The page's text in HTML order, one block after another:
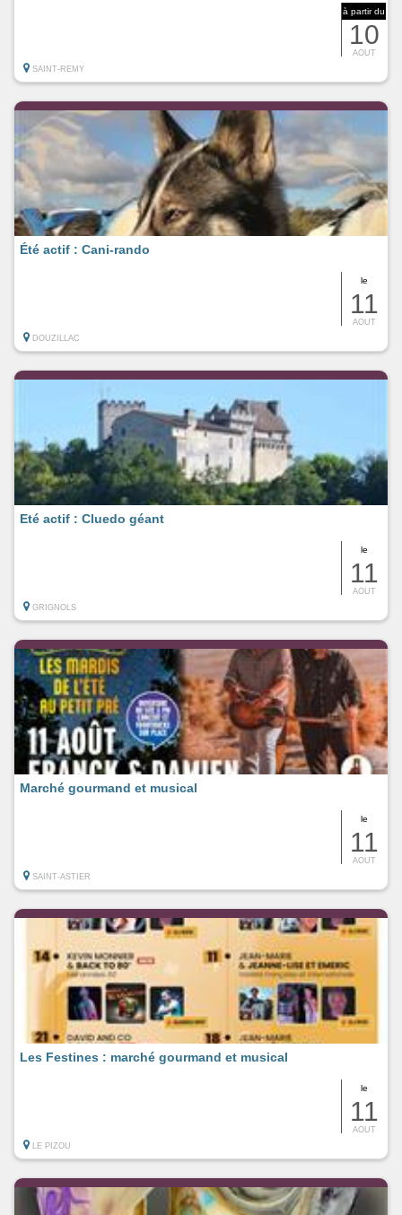
à partir du
10
AOUT
SAINT-REMY
le
11
AOUT
Été actif : Cani-rando
DOUZILLAC
le
11
AOUT
Eté actif : Cluedo géant
GRIGNOLS
le
11
AOUT
Marché gourmand et musical
SAINT-ASTIER
le
11
AOUT
Les Festines : marché gourmand et musical
LE PIZOU